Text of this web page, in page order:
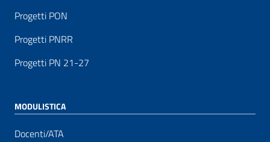
Progetti PON
Progetti PNRR
Progetti PN 21-27
MODULISTICA
Docenti/ATA